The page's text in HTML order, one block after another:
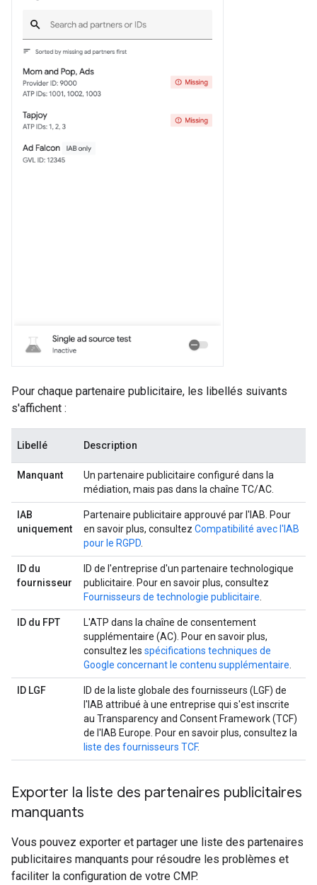
Pour chaque partenaire publicitaire, les libellés suivants
s'affichent :
Libellé Description
Manquant
Un partenaire publicitaire configuré dans la
médiation, mais pas dans la chaîne TC/AC.
IAB
uniquement
Partenaire publicitaire approuvé par l'IAB. Pour
en savoir plus, consultez Compatibilité avec l'IAB
pour le RGPD
ID du
fournisseur
ID de l'entreprise d'un partenaire technologique
publicitaire. Pour en savoir plus, consultez
Fournisseurs de technologie publicitaire
ID du FPT
L'ATP dans la chaîne de consentement
supplémentaire (AC). Pour en savoir plus,
consultez les spécifications techniques de
Google concernant le contenu supplémentaire
ID LGF
ID de la liste globale des fournisseurs (LGF) de
l'IAB attribué à une entreprise qui s'est inscrite
au Transparency and Consent Framework (TCF)
de l'IAB Europe. Pour en savoir plus, consultez la
liste des fournisseurs TCF.
Exporter la liste des partenaires publicitaires
manquants
Vous pouvez exporter et partager une liste des partenaires
publicitaires manquants pour résoudre les problèmes et
faciliter la configuration de votre CMP.